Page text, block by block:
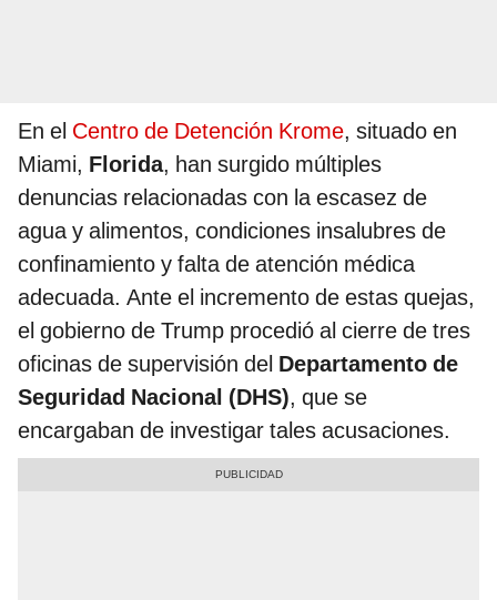
Miami,Florida, han surgido múltiples
denuncias relacionadas con la escasez de
agua y alimentos, condiciones insalubres de
confinamiento y falta de atención médica
adecuada. Ante el incremento de estas quejas,
el gobierno de Trump procedió al cierre de tres
oficinas de supervisión delDepartamento de
Seguridad Nacional (DHS), que se
encargaban de investigar tales acusaciones.